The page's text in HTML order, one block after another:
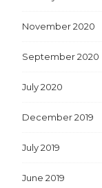
November 2020
September 2020
July 2020
December 2019
July 2019
June 2019